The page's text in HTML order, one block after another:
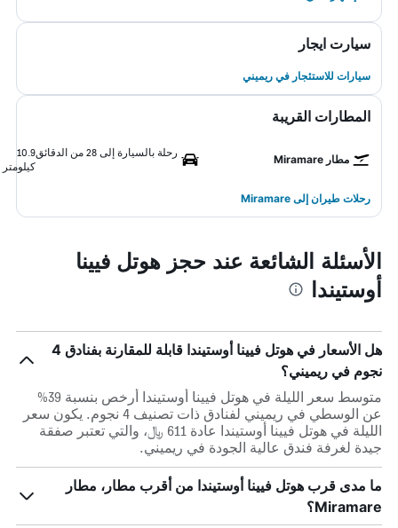
سيارت ايجار
سيارات للاستئجار في ريميني
المطارات القريبة
مطار Miramare
رحلة بالسيارة إلى 28 من الدقائق
10.9
كيلومتر
رحلات طيران إلى Miramare
الأسئلة الشائعة عند حجز هوتل فيينا
أوستيندا
هل الأسعار في هوتل فيينا أوستيندا قابلة للمقارنة بفنادق 4
نجوم في ريميني؟
متوسط سعر الليلة في هوتل فيينا أوستيندا أرخص بنسبة 39%
عن الوسطي في ريميني لفنادق ذات تصنيف 4 نجوم. يكون سعر
الليلة في هوتل فيينا أوستيندا عادة 611 ﷼، والتي تعتبر صفقة
جيدة لغرفة فندق عالية الجودة في ريميني.
ما مدى قرب هوتل فيينا أوستيندا من أقرب مطار، مطار
Miramare؟